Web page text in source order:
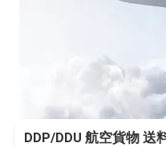
DDP/DDU 航空貨物 送